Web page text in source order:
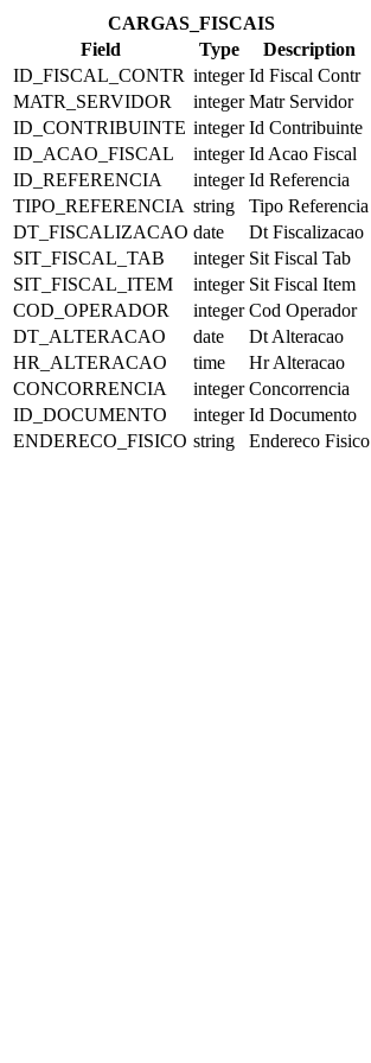
CARGAS_FISCAIS
Field
Type
Description
ID_FISCAL_CONTR integer Id Fiscal Contr
MATR_SERVIDOR
integer Matr Servidor
ID_CONTRIBUINTE integer Id Contribuinte
ID_ACAO_FISCAL
integer Id Acao Fiscal
ID_REFERENCIA
integer Id Referencia
TIPO_REFERENCIA string
Tipo Referencia
DT_FISCALIZACAO date
Dt Fiscalizacao
SIT_FISCAL_TAB
integer Sit Fiscal Tab
SIT_FISCAL_ITEM
integer Sit Fiscal Item
COD_OPERADOR
integer Cod Operador
DT_ALTERACAO
date
Dt Alteracao
HR_ALTERACAO
time
Hr Alteracao
CONCORRENCIA
integer Concorrencia
ID_DOCUMENTO
integer Id Documento
ENDERECO_FISICO string Endereco Fisico